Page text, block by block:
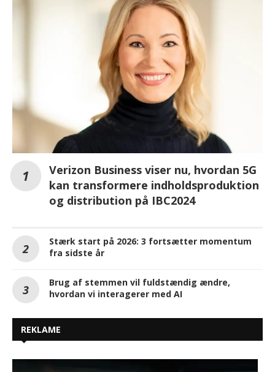
Verizon Business viser nu, hvordan 5G
kan transformere indholdsproduktion
og distribution på IBC2024
Stærk start på 2026: 3 fortsætter momentum
fra sidste år
Brug af stemmen vil fuldstændig ændre,
hvordan vi interagerer med AI
REKLAME